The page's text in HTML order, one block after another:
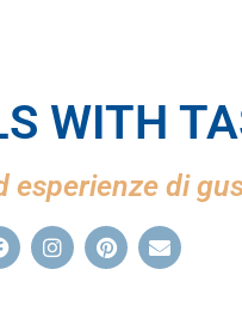
WITH
esperienze di